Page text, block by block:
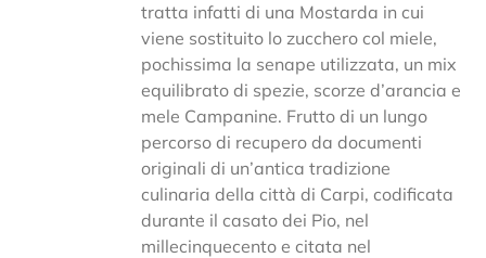
tratta infatti di una Mostarda in cui
viene sostituito lo zucchero col miele,
pochissima la senape utilizzata, un mix
equilibrato di spezie, scorze d’arancia e
mele Campanine. Frutto di un lungo
percorso di recupero da documenti
originali di un’antica tradizione
culinaria della città di Carpi, codificata
durante il casato dei Pio, nel
millecinquecento e citata nel